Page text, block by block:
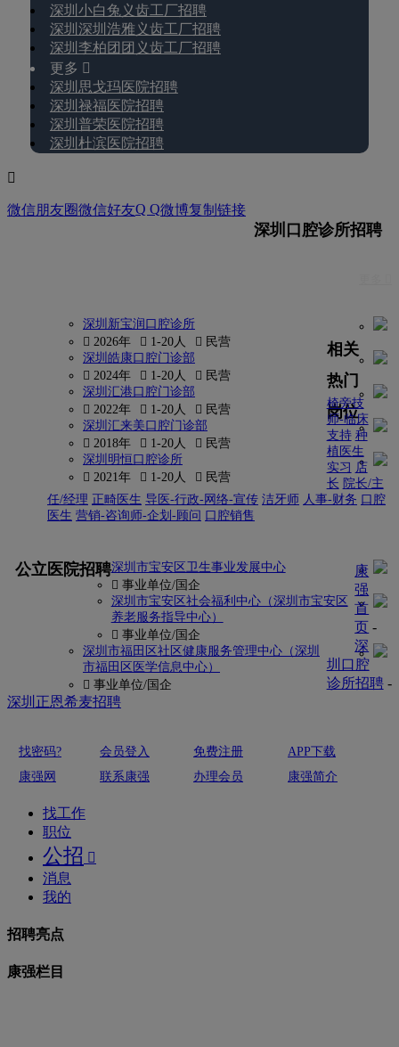
深圳小白兔义齿工厂招聘
深圳深圳浩雅义齿工厂招聘
深圳李柏团团义齿工厂招聘
更多 
深圳思戈玛医院招聘
深圳禄福医院招聘
深圳普荣医院招聘
深圳杜滨医院招聘

微信朋友圈微信好友Q Q微博复制链接
深圳口腔诊所招聘
深圳新宝润口腔诊所
 2026年
 1-20人
 民营
深圳皓康口腔门诊部
 2024年
 1-20人
 民营
深圳汇港口腔门诊部
 2022年
 1-20人
 民营
深圳汇来美口腔门诊部
 2018年
 1-20人
 民营
深圳明恒口腔诊所
 2021年
 1-20人  民营
相关
热门
岗位
椅旁技
师-临床
支持 种
植医生
实习 店
长 院长/主
任/经理 正畸医生 导医-行政-网络-宣传 洁牙师 人事-财务 口腔
医生 营销-咨询师-企划-顾问 口腔销售
公立医院招聘深圳市宝安区卫生事业发展中心
 事业单位/国企
深圳市宝安区社会福利中心（深圳市宝安区
养老服务指导中心）
 事业单位/国企
深圳市福田区社区健康服务管理中心（深圳
市福田区医学信息中心）
 事业单位/国企
康
强
首
页 -
深
圳口腔
诊所招聘-
深圳正恩希麦招聘
找密码? 会员登入 免费注册
APP下载
康强网
联系康强 办理会员 康强简介
找工作
职位
公招 
消息
我的
招聘亮点
康强栏目